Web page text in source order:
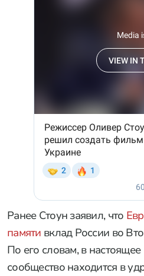
Ранее Стоун заявил, что
памяти вклад России во
По его словам, в
сообщество находится в